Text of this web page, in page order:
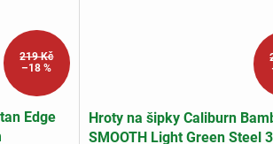
219 Kč
–18 %
Edge
Hroty na šipky Caliburn
SMOOTH Light Green Steel